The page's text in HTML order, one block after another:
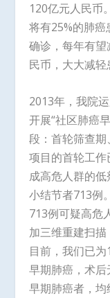
120亿元人民币
将有25%的肺
确诊，每年有
民币，大大减轻
2013年，我院
开展“社区肺癌
段：首轮筛查
项目的首轮工
成高危人群的
小结节者713例
713例可疑高危
加三维重建扫描
目前，我们已
早期肺癌，术
早期肺癌者，均